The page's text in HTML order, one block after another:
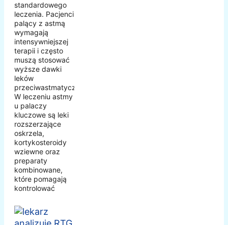
standardowego
leczenia. Pacjenci
palący z astmą
wymagają
intensywniejszej
terapii i często
muszą stosować
wyższe dawki
leków
przeciwastmatycznych.
W leczeniu astmy
u palaczy
kluczowe są leki
rozszerzające
oskrzela,
kortykosteroidy
wziewne oraz
preparaty
kombinowane,
które pomagają
kontrolować